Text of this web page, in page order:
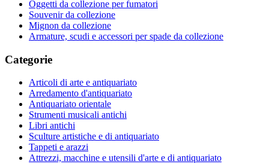
Oggetti da collezione per fumatori
Souvenir da collezione
Mignon da collezione
Armature, scudi e accessori per spade da collezione
Categorie
Articoli di arte e antiquariato
Arredamento d'antiquariato
Antiquariato orientale
Strumenti musicali antichi
Libri antichi
Sculture artistiche e di antiquariato
Tappeti e arazzi
Attrezzi, macchine e utensili d'arte e di antiquariato